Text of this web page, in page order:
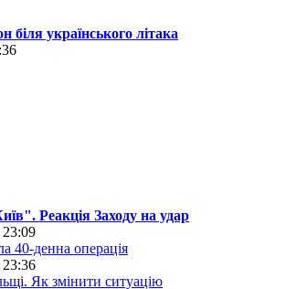
біля українського літака
Реакція Заходу на удар
40-денна операція
Як змінити ситуацію